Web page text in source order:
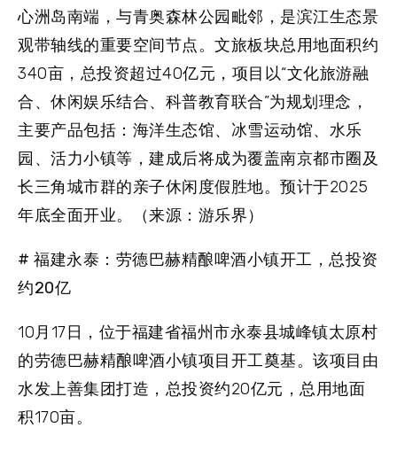
心洲岛南端，与青奥森林公园毗邻，是滨江生态景
观带轴线的重要空间节点。文旅板块总用地面积约
340亩，总投资超过40亿元，项目以“文化旅游融
合、休闲娱乐结合、科普教育联合”为规划理念，
主要产品包括：海洋生态馆、冰雪运动馆、水乐
园、活力小镇等，建成后将成为覆盖南京都市圈及
长三角城市群的亲子休闲度假胜地。预计于2025
年底全面开业。（来源：游乐界）
# 福建永泰：劳德巴赫精酿啤酒小镇开工，总投资
约20亿
10月17日，位于福建省福州市永泰县城峰镇太原村
的劳德巴赫精酿啤酒小镇项目开工奠基。该项目由
水发上善集团打造，总投资约20亿元，总用地面
积170亩。